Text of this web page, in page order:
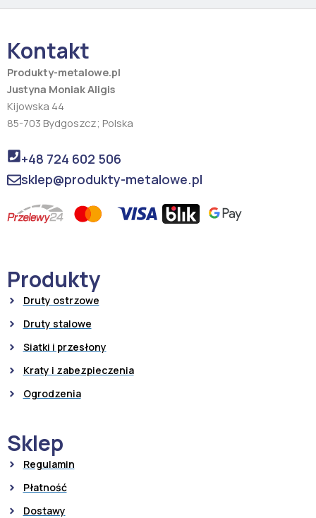
b
k
a
a
m
Kontakt
Produkty-metalowe.pl
Justyna Moniak Aligis
Kijowska 44
85-703 Bydgoszcz; Polska
+48 724 602 506
sklep@produkty-metalowe.pl
Produkty
Druty ostrzowe
Druty stalowe
Siatki i przesłony
Kraty i zabezpieczenia
Ogrodzenia
Sklep
Regulamin
Płatność
Dostawy